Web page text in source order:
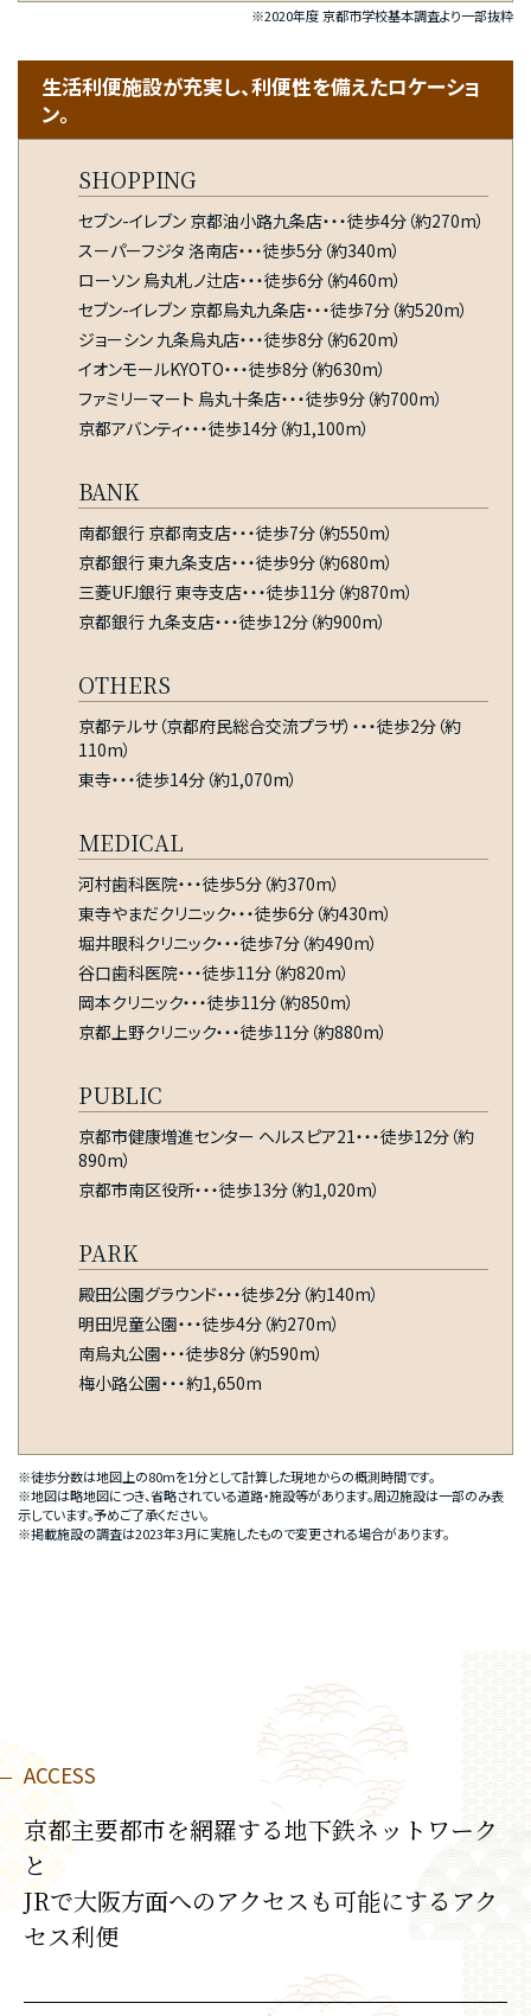
※2020年度 京都市学校基本調査より一部抜粋
生活利便施設が充実し、利便性を備えたロケーショ
ン。
SHOPPING
セブン-イレブン 京都油小路九条店・・・徒歩4分（約270m）
スーパーフジタ 洛南店・・・徒歩5分（約340m）
ローソン 烏丸札ノ辻店・・・徒歩6分（約460m）
セブン-イレブン 京都烏丸九条店・・・徒歩7分（約520m）
ジョーシン 九条烏丸店・・・徒歩8分（約620m）
イオンモールKYOTO・・・徒歩8分（約630m）
ファミリーマート 烏丸十条店・・・徒歩9分（約700m）
京都アバンティ・・・徒歩14分（約1,100m）
BANK
南都銀行 京都南支店・・・徒歩7分（約550m）
京都銀行 東九条支店・・・徒歩9分（約680m）
三菱UFJ銀行 東寺支店・・・徒歩11分（約870m）
京都銀行 九条支店・・・徒歩12分（約900m）
OTHERS
京都テルサ（京都府民総合交流プラザ）・・・徒歩2分（約
110m）
東寺・・・徒歩14分（約1,070m）
MEDICAL
河村歯科医院・・・徒歩5分（約370m）
東寺やまだクリニック・・・徒歩6分（約430m）
堀井眼科クリニック・・・徒歩7分（約490m）
谷口歯科医院・・・徒歩11分（約820m）
岡本クリニック・・・徒歩11分（約850m）
京都上野クリニック・・・徒歩11分（約880m）
PUBLIC
京都市健康増進センター ヘルスピア21・・・徒歩12分（約
890m）
京都市南区役所・・・徒歩13分（約1,020m）
PARK
殿田公園グラウンド・・・徒歩2分（約140m）
明田児童公園・・・徒歩4分（約270m）
南烏丸公園・・・徒歩8分（約590m）
梅小路公園・・・約1,650m
※徒歩分数は地図上の80mを1分として計算した現地からの概測時間です。
※地図は略地図につき、省略されている道路・施設等があります。周辺施設は一部のみ表
示しています。予めご了承ください。
※掲載施設の調査は2023年3月に実施したもので変更される場合があります。
ACCESS
京都主要都市を網羅する地下鉄ネットワーク
と
JRで大阪方面へのアクセスも可能にするアク
セス利便